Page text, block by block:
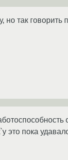
так говорить
это пока